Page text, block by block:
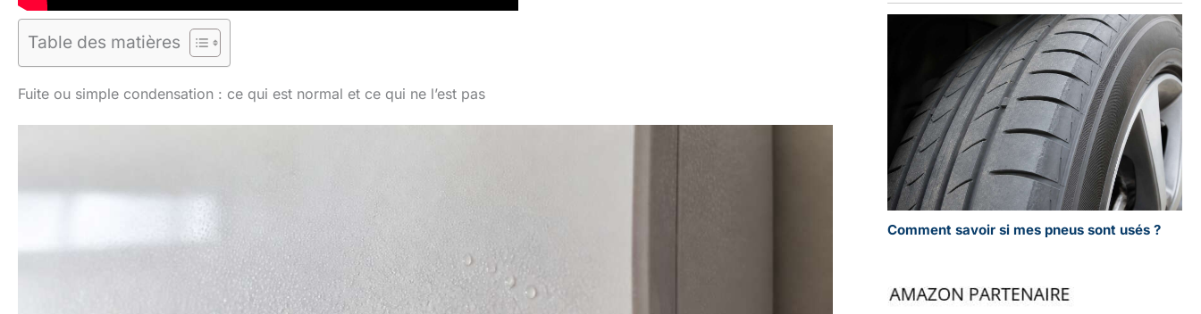
Table des matières
Fuite ou simple condensation : ce qui est normal et ce qui ne l’est pas
Comment savoir si mes pneus sont usés ?